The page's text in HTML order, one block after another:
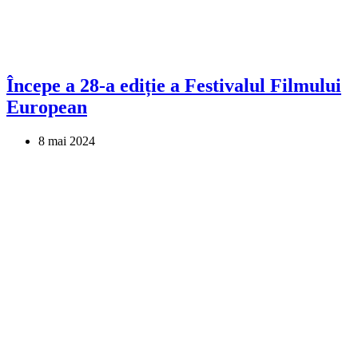
Începe a 28-a ediție a Festivalul Filmului
European
8 mai 2024